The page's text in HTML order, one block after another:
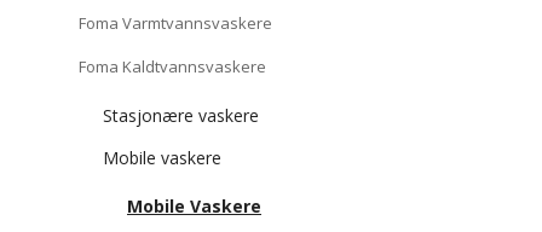
Foma Varmtvannsvaskere
Foma Kaldtvannsvaskere
Stasjonære vaskere
Mobile vaskere
Mobile Vaskere